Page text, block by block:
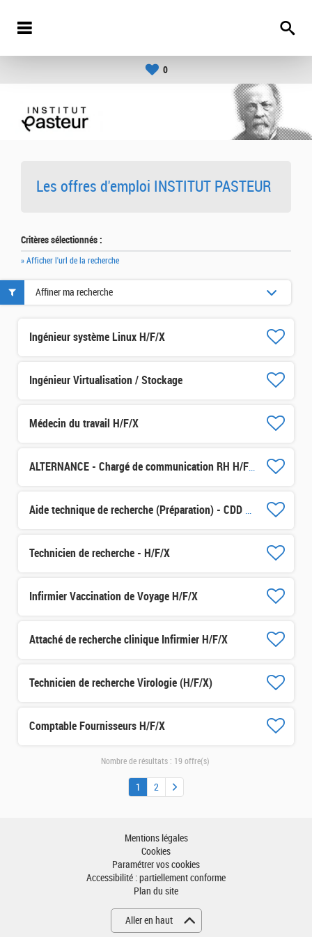
0
Les offres d'emploi INSTITUT PASTEUR
Critères sélectionnés :
» Afficher l'url de la recherche
Ingénieur système Linux H/F/X
Ingénieur Virtualisation / Stockage
Médecin du travail H/F/X
ALTERNANCE - Chargé de communication RH H/F/X
Aide technique de recherche (Préparation) - CDD 3 mois H/F/X
Technicien de recherche - H/F/X
Infirmier Vaccination de Voyage H/F/X
Attaché de recherche clinique Infirmier H/F/X
Technicien de recherche Virologie (H/F/X)
Comptable Fournisseurs H/F/X
Affiner ma recherche
Nombre de résultats : 19 offre(s)
1 2
Mentions légales
Cookies
Paramétrer vos cookies
Accessibilité : partiellement conforme
Plan du site
Aller en haut